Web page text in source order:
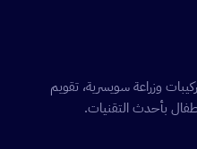
وزراعة سويسرية، تقويم